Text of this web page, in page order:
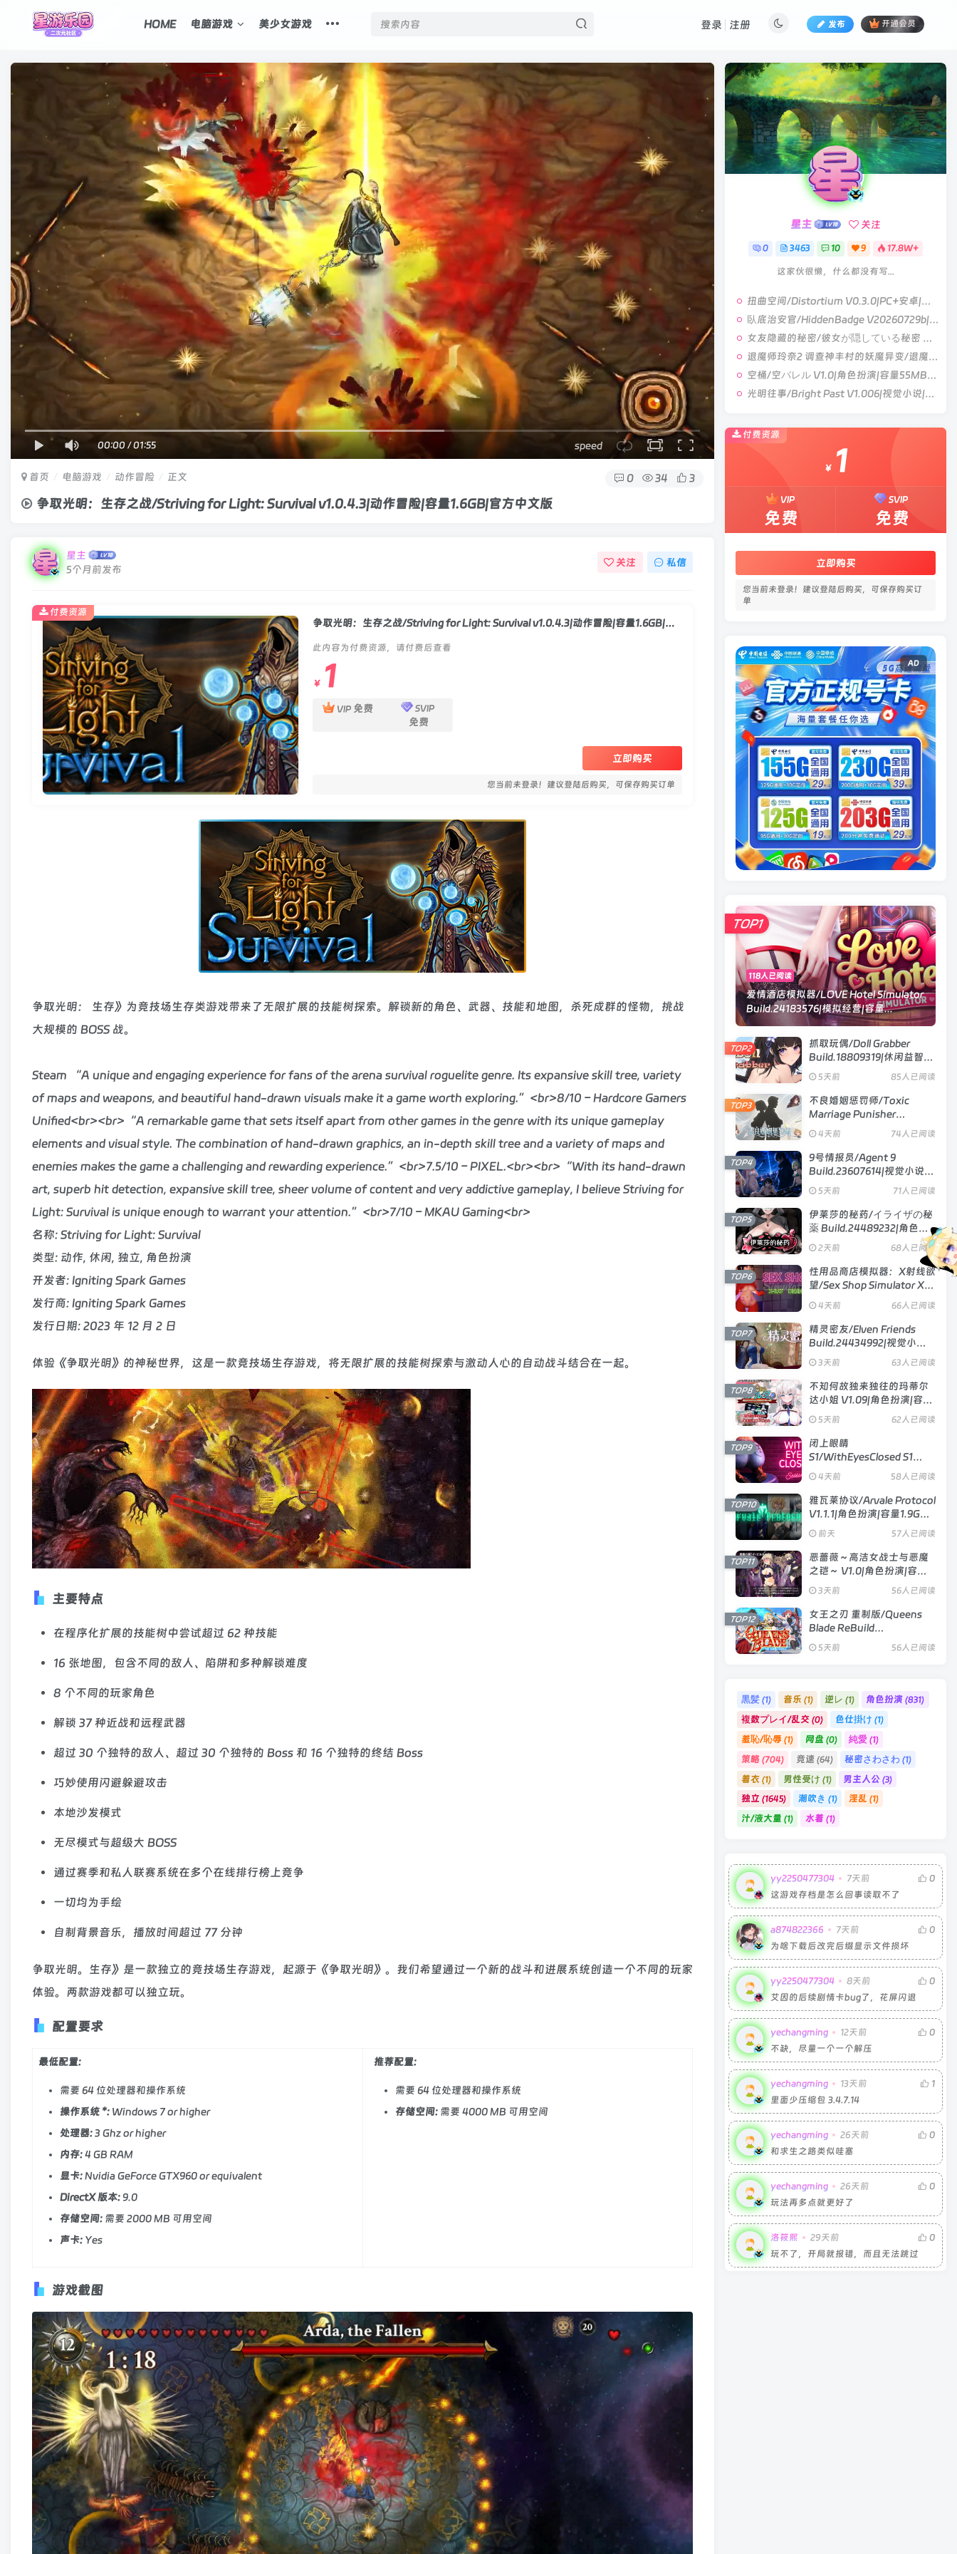
HOME 电脑游戏 美少女游戏 发布 开通会员
登录 注册
00:00 /01:55 speed
首页 电脑游戏 动作冒险 正文 0 34 3
争取光明：生存之战/Striving for Light: Survival v1.0.4.3|动作冒险|容量1.6GB|官方中文版
星主
5个月前发布
关注 私信
争取光明：生存之战/Striving for Light: Survival v1.0.4.3|动作冒险|容量1.6GB|官方中文版
此内容为付费资源，请付费后查看
￥ 1
VIP 免费 SVIP
免费
立即购买
您当前未登录！建议登陆后购买，可保存购买订单
付费资源
争取光明： 生存》为竞技场生存类游戏带来了无限扩展的技能树探索。解锁新的角色、武器、技能和地图，杀死成群的怪物，挑战
大规模的 BOSS 战。
Steam “A unique and engaging experience for fans of the arena survival roguelite genre. Its expansive skill tree, variety
of maps and weapons, and beautiful hand-drawn visuals make it a game worth exploring.”<br>8/10 – Hardcore Gamers
Unified<br><br>“A remarkable game that sets itself apart from other games in the genre with its unique gameplay
elements and visual style. The combination of hand-drawn graphics, an in-depth skill tree and a variety of maps and
enemies makes the game a challenging and rewarding experience.”<br>7.5/10 – PIXEL.<br><br>“With its hand-drawn
art, superb hit detection, expansive skill tree, sheer volume of content and very addictive gameplay, I believe Striving for
Light: Survival is unique enough to warrant your attention.”<br>7/10 – MKAU Gaming<br>
名称: Striving for Light: Survival
类型: 动作, 休闲, 独立, 角色扮演
开发者: Igniting Spark Games
发行商: Igniting Spark Games
发行日期: 2023 年 12 月 2 日
体验《争取光明》的神秘世界，这是一款竞技场生存游戏，将无限扩展的技能树探索与激动人心的自动战斗结合在一起。
主要特点
在程序化扩展的技能树中尝试超过 62 种技能
16 张地图，包含不同的敌人、陷阱和多种解锁难度
8 个不同的玩家角色
解锁 37 种近战和远程武器
超过 30 个独特的敌人、超过 30 个独特的 Boss 和 16 个独特的终结 Boss
巧妙使用闪避躲避攻击
本地沙发模式
无尽模式与超级大 BOSS
通过赛季和私人联赛系统在多个在线排行榜上竞争
一切均为手绘
自制背景音乐，播放时间超过 77 分钟
争取光明。生存》是一款独立的竞技场生存游戏，起源于《争取光明》。我们希望通过一个新的战斗和进展系统创造一个不同的玩家
体验。两款游戏都可以独立玩。
配置要求
最低配置:
需要 64 位处理器和操作系统
操作系统 *: Windows 7 or higher
处理器: 3 Ghz or higher
内存:4 GB RAM
显卡:Nvidia GeForce GTX960 or equivalent
DirectX 版本: 9.0
存储空间: 需要 2000 MB 可用空间
声卡: Yes
推荐配置:
需要 64 位处理器和操作系统
存储空间: 需要 4000 MB 可用空间
游戏截图
星主 关注
0 3463 10 9 17.8W+
这家伙很懒，什么都没有写...
扭曲空间/Distortium V0.3.0|PC+安卓|视觉小说|容量6.4GB|官方中文版
臥底治安官/HiddenBadge V20260729b|角色扮演|容量897MB|官方中文版
女友隐藏的秘密/彼女が隠している秘密 V1.0|角色扮演|容量538MB|官方中文版
退魔师玲奈2 调查神丰村的妖魔异变/退魔師レイナ2神豊村の妖魔異変を調査せよ V1.0|角色扮演|容量468MB|官方中文版
空桶/空バレル V1.0|角色扮演|容量55MB|官方中文版
光明往事/Bright Past V1.006|视觉小说|容量6.6GB|官方中文版
付费资源
￥ 1
VIP
免费
SVIP
免费
立即购买
您当前未登录！建议登陆后购买，可保存购买订
单
AD
118人已阅读
爱情酒店模拟器/LOVE Hotel Simulator
Build.24183576|模拟经营|容量...
TOP1
抓取玩偶/Doll Grabber
Build.18809319|休闲益智|
容量354MB|官方中文版
5天前 85人已阅读
TOP2
不良婚姻惩罚师/Toxic
Marriage Punisher
Build.23738704|策略模拟|
容量896MB|官方中文版
4天前 74人已阅读
TOP3
9号情报员/Agent 9
Build.23607614|视觉小说|
容量1.2GB|官方中文版
5天前 71人已阅读
TOP4
伊莱莎的秘药/イライザの秘
薬 Build.24489232|角色扮
演|容量743MB|官方中文版
2天前 68人已阅读
TOP5
性用品商店模拟器：X射线欲
望/Sex Shop Simulator X
RAY DESIRE V26.06.15|模
拟经营|容量3.3GB|官方中文
版
4天前 66人已阅读
TOP6
精灵密友/Elven Friends
Build.24434992|视觉小说|
容量1GB|官方中文版
3天前 63人已阅读
TOP7
不知何故独来独往的玛蒂尔
达小姐 V1.09|角色扮演|容量
2GB|官方中文版
5天前 62人已阅读
TOP8
闭上眼睛
S1/WithEyesClosed S1
Ch.4|视觉小说|容量10.4GB|
官方中文版
4天前 58人已阅读
TOP9
雅瓦莱协议/Arvale Protocol
V1.1.1|角色扮演|容量1.9GB|
汉化版
前天 57人已阅读
TOP10
恶蔷薇～高洁女战士与恶魔
之铠～ V1.0|角色扮演|容量
1.5GB|官方中文版
3天前 56人已阅读
TOP11
女王之刃 重制版/Queens
Blade ReBuild
Build.24329851|策略卡牌|
容量1.7GB|官方中文版
5天前 56人已阅读
TOP12
黒髪 (1) 音乐 (1) 逆レ (1) 角色扮演 (831)
複数プレイ/乱交 (0) 色仕掛け (1)
羞恥/恥辱 (1) 网盘(0) 純愛(1)
策略 (704) 竞速 (64) 秘密さわさわ(1)
着衣 (1) 男性受け (1) 男主人公 (3)
独立 (1645) 潮吹き (1) 淫乱 (1)
汁/液大量 (1) 水着 (1)
yy2250477304 7天前
0
这游戏存档是怎么回事读取不了
a874822366 7天前
0
为啥下载后改完后缀显示文件损坏
yy2250477304 8天前
0
艾因的后续剧情卡bug了，花屏闪退
yechangming 12天前
0
不缺，尽量一个一个解压
yechangming 13天前
1
里面少压缩包 3.4.7.14
yechangming 26天前
0
和求生之路类似哇塞
yechangming 26天前
0
玩法再多点就更好了
洛筱熙 29天前
0
玩不了，开局就报错，而且无法跳过